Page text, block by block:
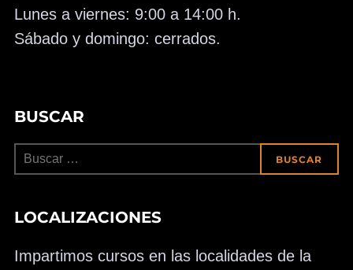
Lunes a viernes: 9:00 a 14:00 h.
Sábado y domingo: cerrados.
BUSCAR
Buscar:
BUSCAR
LOCALIZACIONES
Impartimos cursos en las localidades de la